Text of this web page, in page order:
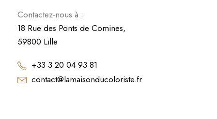
Contactez-nous à :
18 Rue des Ponts de Comines,
59800 Lille
+33 3 20 04 93 81
contact@lamaisonducoloriste.fr